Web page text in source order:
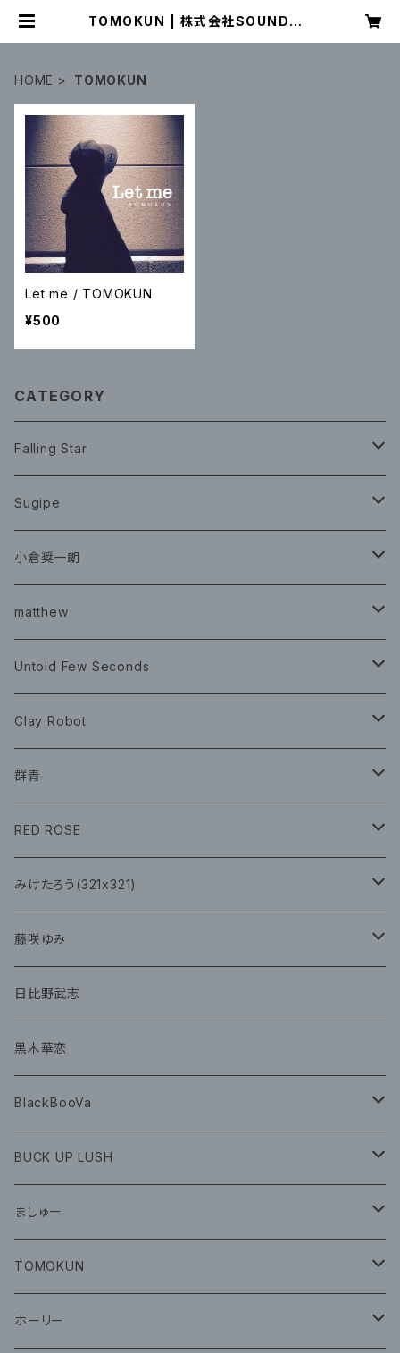
TOMOKUN | 株式会社SOUNDNA
HOME TOMOKUN
Let me / TOMOKUN
¥500
CATEGORY
Falling Star
CD
グッズ
チェキ ブロマイド
イベント
ツアーグッズ
Sugipe
チケット
CD
グッズ
小倉奨一朗
イベント
グッズ
CD
matthew
Book
CD
Untold Few Seconds
グッズ
CD
Clay Robot
グッズ
CD
チェキ
群青
イベント
CD
グッズ
RED ROSE
CD
みけたろう(321x321)
CD
グッズ
藤咲ゆみ
CD
グッズ
日比野武志
黒木華恋
BlackBooVa
CD
BUCK UP LUSH
グッズ
CD
ましゅー
グッズ
TOMOKUN
CD
ホーリー